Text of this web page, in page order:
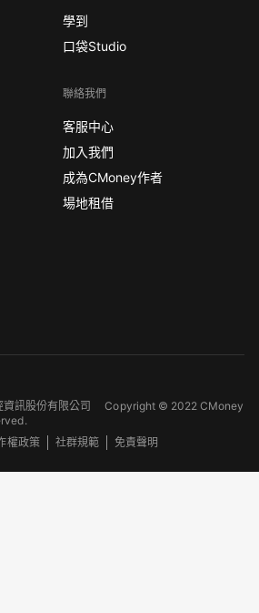
學到
口袋Studio
聯絡我們
客服中心
加入我們
成為CMoney作者
場地租借
資訊股份有限公司Copyright © 2022 CMoney
權政策 社群規範 免責聲明